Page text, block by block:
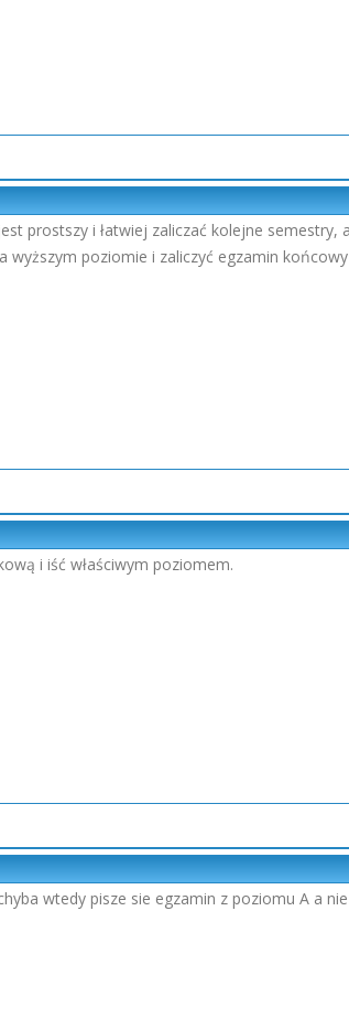
prostszy i łatwiej zaliczać kolejne
wyższym poziomie i zaliczyć egzamin
i iść właściwym poziomem.
wtedy pisze sie egzamin z poziomu A a